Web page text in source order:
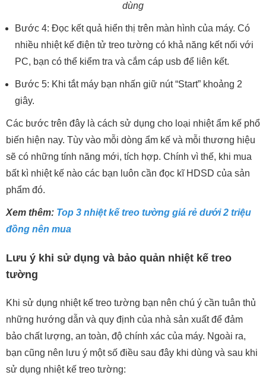
dùng
Bước 4: Đọc kết quả hiển thị trên màn hình của máy. Có
nhiều nhiệt kế điện tử treo tường có khả năng kết nối với
PC, bạn có thể kiểm tra và cắm cáp usb để liên kết.
Bước 5: Khi tắt máy bạn nhấn giữ nút “Start” khoảng 2
giây.
Các bước trên đây là cách sử dụng cho loại nhiệt ẩm kế phổ
biến hiện nay. Tùy vào mỗi dòng ẩm kế và mỗi thương hiệu
sẽ có những tính năng mới, tích hợp. Chính vì thế, khi mua
bất kì nhiệt kế nào các bạn luôn cần đọc kĩ HDSD của sản
phẩm đó.
Xem thêm: Top 3 nhiệt kế treo tường giá rẻ dưới 2 triệu
đồng nên mua
Lưu ý khi sử dụng và bảo quản nhiệt kế treo
tường
Khi sử dụng nhiệt kế treo tường bạn nên chú ý cần tuân thủ
những hướng dẫn và quy định của nhà sản xuất để đảm
bảo chất lượng, an toàn, độ chính xác của máy. Ngoài ra,
bạn cũng nên lưu ý một số điều sau đây khi dùng và sau khi
sử dụng nhiệt kế treo tường: